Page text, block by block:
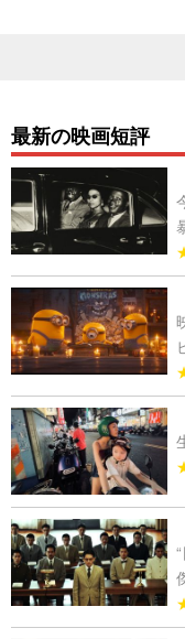
最新の映画短評